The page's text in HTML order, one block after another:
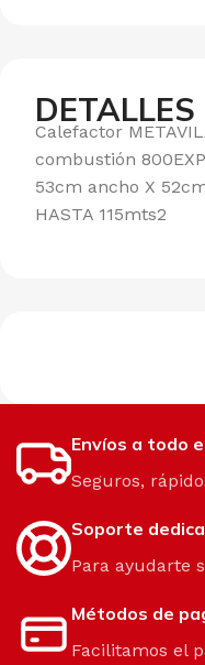
DETALLES
Calefactor
combustión
53cm ancho X
HASTA 115mts2
Envíos a todo
Seguros,
Soporte
Para ayudarte
Métodos de
Facilitamos el